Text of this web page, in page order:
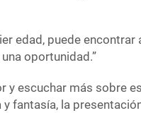
edad, puede encontrar
oportunidad.”
y escuchar más sobre
fantasía, la